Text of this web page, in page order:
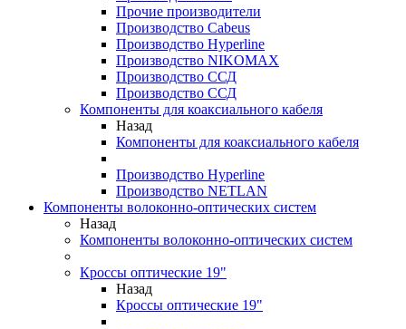
Прочие производители
Производство Cabeus
Производство Hyperline
Производство NIKOMAX
Производство ССД
Производство ССД
Компоненты для коаксиального кабеля
Назад
Компоненты для коаксиального кабеля
Производство Hyperline
Производство NETLAN
Компоненты волоконно-оптических систем
Назад
Компоненты волоконно-оптических систем
Кроссы оптические 19"
Назад
Кроссы оптические 19"